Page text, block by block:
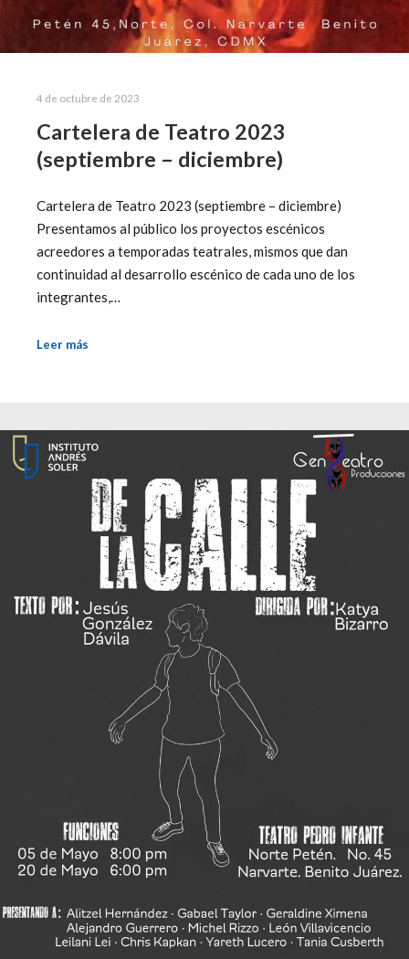
4 de octubre de 2023
Cartelera de Teatro 2023
(septiembre – diciembre)
Cartelera de Teatro 2023 (septiembre – diciembre)
Presentamos al público los proyectos escénicos
acreedores a temporadas teatrales, mismos que dan
continuidad al desarrollo escénico de cada uno de los
integrantes,…
Leer más